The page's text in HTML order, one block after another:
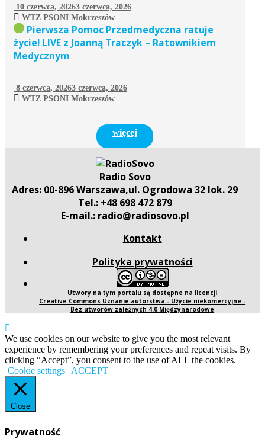
10 czerwca, 20263 czerwca, 2026
WTZ PSONI Mokrzeszów
Pierwsza Pomoc Przedmedyczna ratuje
życie! LIVE z Joanną Traczyk – Ratownikiem
Medycznym
8 czerwca, 20263 czerwca, 2026
WTZ PSONI Mokrzeszów
więcej
Radio Sovo
Adres: 00-896 Warszawa,ul. Ogrodowa 32 lok. 29
Tel.: +48 698 472 879
E-mail.: radio@radiosovo.pl
Kontakt
Polityka prywatności
Utwory na tym portalu są dostępne na licencji
Creative Commons Uznanie autorstwa - Użycie niekomercyjne -
Bez utworów zależnych 4.0 Międzynarodowe
We use cookies on our website to give you the most relevant
experience by remembering your preferences and repeat visits. By
clicking “Accept”, you consent to the use of ALL the cookies.
Cookie settings
ACCEPT
Close
Prywatność